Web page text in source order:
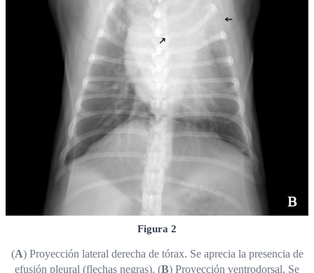
Figura 2
(A) Proyección lateral derecha de tórax. Se aprecia la presencia de
efusión pleural (flechas negras). (B) Proyección ventrodorsal. Se